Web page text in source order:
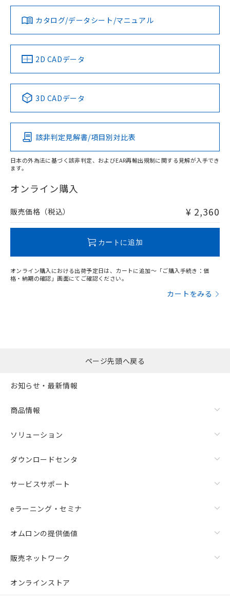
ダウンロードデータをご利用いただく前に、以下を必ずお読
みください。
ソフトウェアの使用条件
対応済み
中国 RoHS 注意事項・凡例
Pb Hg Cd Cr(VI)
O
在庫等で未対応品が混在する可能性があります。
問い合わせください。
LR型式承認
（イギリス
船舶規格）
DNV型式承認
（ノルウェー
BV型式承認
（フランス
KR型式
（韓国
No No No No
この製品の規格認証/適合状況ページへ
その他の認証はこちらのページからご検索ください
カタログ/データシート/マニュアル
2D CADデータ
3D CADデータ
該非判定見解書/項目別対比表
日本の外為法に基づく該非判定、およびEAR再輸出規制に関する見解が入手でき
ます。
オンライン購入
販売価格（税込） ¥ 2,360
カートに追加
オンライン購入における出荷予定日は、カートに追加～「ご購入手続き：価
格・納期の確認」画面にてご確認ください。
カートをみる
ページ先頭へ戻る
お知らせ・最新情報
商品情報
ソリューション
ダウンロードセンタ
サービスサポート
eラーニング・セミナ
オムロンの提供価値
販売ネットワーク
オンラインストア